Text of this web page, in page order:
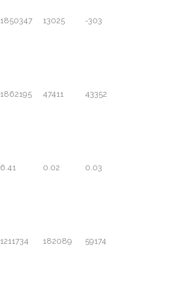
1850347 13025 -303
1862195 47411 43352
6.41 0.02 0.03
1211734 182089 59174